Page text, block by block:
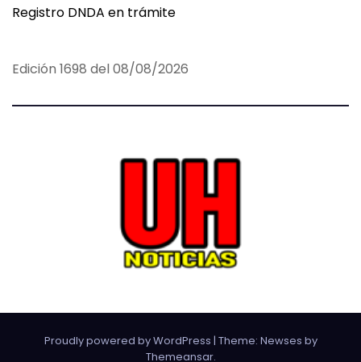
Registro DNDA en trámite
Edición 1698 del 08/08/2026
Proudly powered by WordPress | Theme: Newses by
Themeansar.